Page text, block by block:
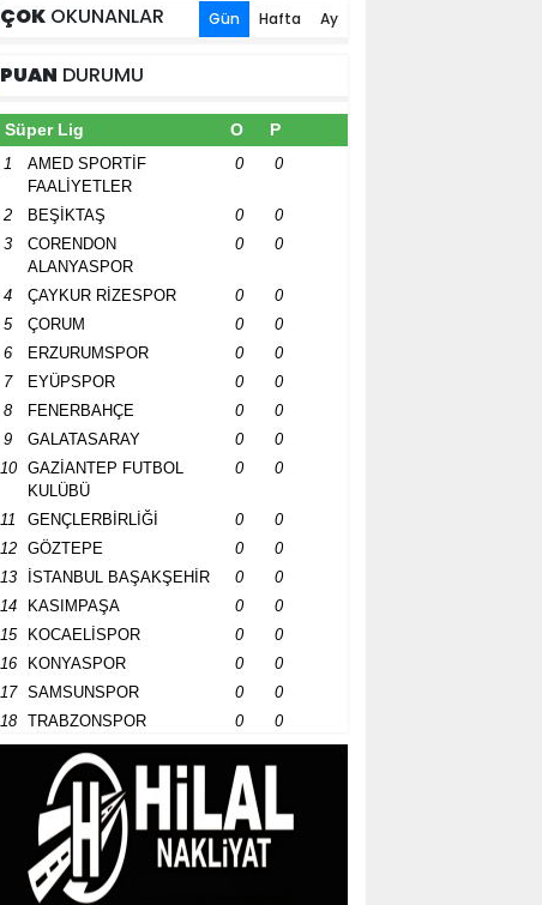
ÇOK OKUNANLAR Gün Hafta Ay
PUAN DURUMU
Süper Lig O P
1
AMED SPORTİF
FAALİYETLER
0 0
2 BEŞİKTAŞ 0
0
3
CORENDON
ALANYASPOR
0 0
4 ÇAYKUR RİZESPOR 0
0
5
ÇORUM 0
0
6
ERZURUMSPOR 0
0
7
EYÜPSPOR 0
0
8
FENERBAHÇE 0
0
9
GALATASARAY 0
0
10
GAZİANTEP FUTBOL
KULÜBÜ
0 0
11 GENÇLERBİRLİĞİ 0
0
12
GÖZTEPE 0
0
13
İSTANBUL BAŞAKŞEHİR 0
0
14
KASIMPAŞA 0
0
15
KOCAELİSPOR 0
0
16
KONYASPOR 0
0
17
SAMSUNSPOR 0
0
18
TRABZONSPOR 0 0